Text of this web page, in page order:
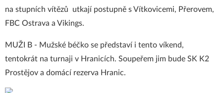
na stupních vítězů utkají postupně s Vítkovicemi, Přerovem,
FBC Ostrava a Vikings.
MUŽI B - Mužské béčko se představí i tento víkend,
tentokrát na turnaji v Hranicích. Soupeřem jim bude SK K2
Prostějov a domácí rezerva Hranic.